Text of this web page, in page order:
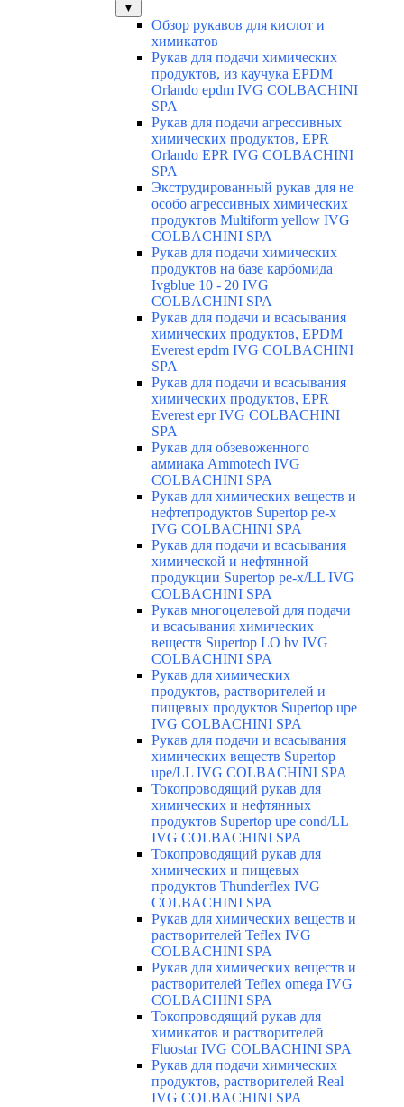
▼
Обзор рукавов для кислот и
химикатов
Рукав для подачи химических
продуктов, из каучука EPDM
Orlando epdm IVG COLBACHINI
SPA
Рукав для подачи агрессивных
химических продуктов, EPR
Orlando EPR IVG COLBACHINI
SPA
Экструдированный рукав для не
особо агрессивных химических
продуктов Multiform yellow IVG
COLBACHINI SPA
Рукав для подачи химических
продуктов на базе карбомида
Ivgblue 10 - 20 IVG
COLBACHINI SPA
Рукав для подачи и всасывания
химических продуктов, EPDM
Everest epdm IVG COLBACHINI
SPA
Рукав для подачи и всасывания
химических продуктов, EPR
Everest epr IVG COLBACHINI
SPA
Рукав для обзевоженного
аммиака Ammotech IVG
COLBACHINI SPA
Рукав для химических веществ и
нефтепродуктов Supertop pe-x
IVG COLBACHINI SPA
Рукав для подачи и всасывания
химической и нефтянной
продукции Supertop pe-x/LL IVG
COLBACHINI SPA
Рукав многоцелевой для подачи
и всасывания химических
веществ Supertop LO bv IVG
COLBACHINI SPA
Рукав для химических
продуктов, растворителей и
пищевых продуктов Supertop upe
IVG COLBACHINI SPA
Рукав для подачи и всасывания
химических веществ Supertop
upe/LL IVG COLBACHINI SPA
Токопроводящий рукав для
химических и нефтянных
продуктов Supertop upe cond/LL
IVG COLBACHINI SPA
Токопроводящий рукав для
химических и пищевых
продуктов Thunderflex IVG
COLBACHINI SPA
Рукав для химических веществ и
растворителей Teflex IVG
COLBACHINI SPA
Рукав для химических веществ и
растворителей Teflex omega IVG
COLBACHINI SPA
Токопроводящий рукав для
химикатов и растворителей
Fluostar IVG COLBACHINI SPA
Рукав для подачи химических
продуктов, растворителей Real
IVG COLBACHINI SPA